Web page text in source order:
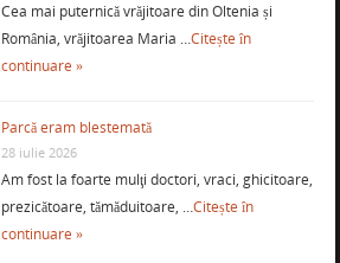
Cea mai puternică vrăjitoare din Oltenia și
România, vrăjitoarea Maria …Citește în
continuare »
Parcă eram blestemată
28 iulie 2026
Am fost la foarte mulţi doctori, vraci, ghicitoare,
prezicătoare, tămăduitoare, …Citește în
continuare »